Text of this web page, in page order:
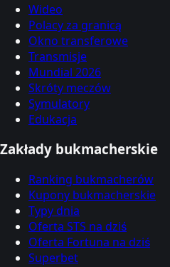
Wideo
Polacy za granicą
Okno transferowe
Transmisje
Mundial 2026
Skróty meczów
Symulatory
Edukacja
Zakłady bukmacherskie
Ranking bukmacherów
Kupony bukmacherskie
Typy dnia
Oferta STS na dziś
Oferta Fortuna na dziś
Superbet